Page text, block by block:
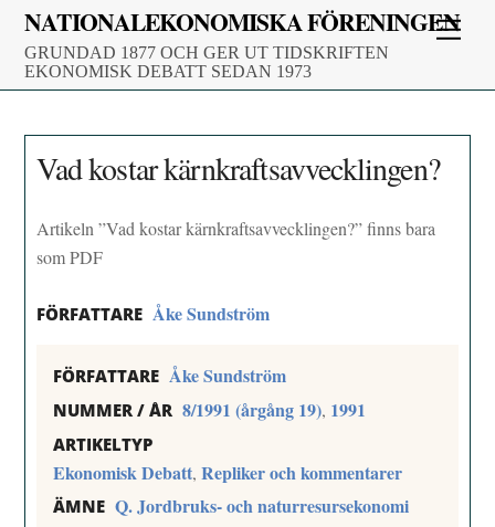
Skip
content
NATIONALEKONOMISKA FÖRENINGEN
GRUNDAD 1877 OCH GER UT TIDSKRIFTEN
EKONOMISK DEBATT SEDAN 1973
Vad kostar kärnkraftsavvecklingen?
Artikeln ”Vad kostar kärnkraftsavvecklingen?” finns bara
som PDF
FÖRFATTARE Åke Sundström
FÖRFATTARE Åke Sundström
NUMMER / ÅR 8/1991 (årgång 19), 1991
ARTIKELTYP
Ekonomisk Debatt,Repliker och kommentarer
ÄMNE Q. Jordbruks- och naturresursekonomi